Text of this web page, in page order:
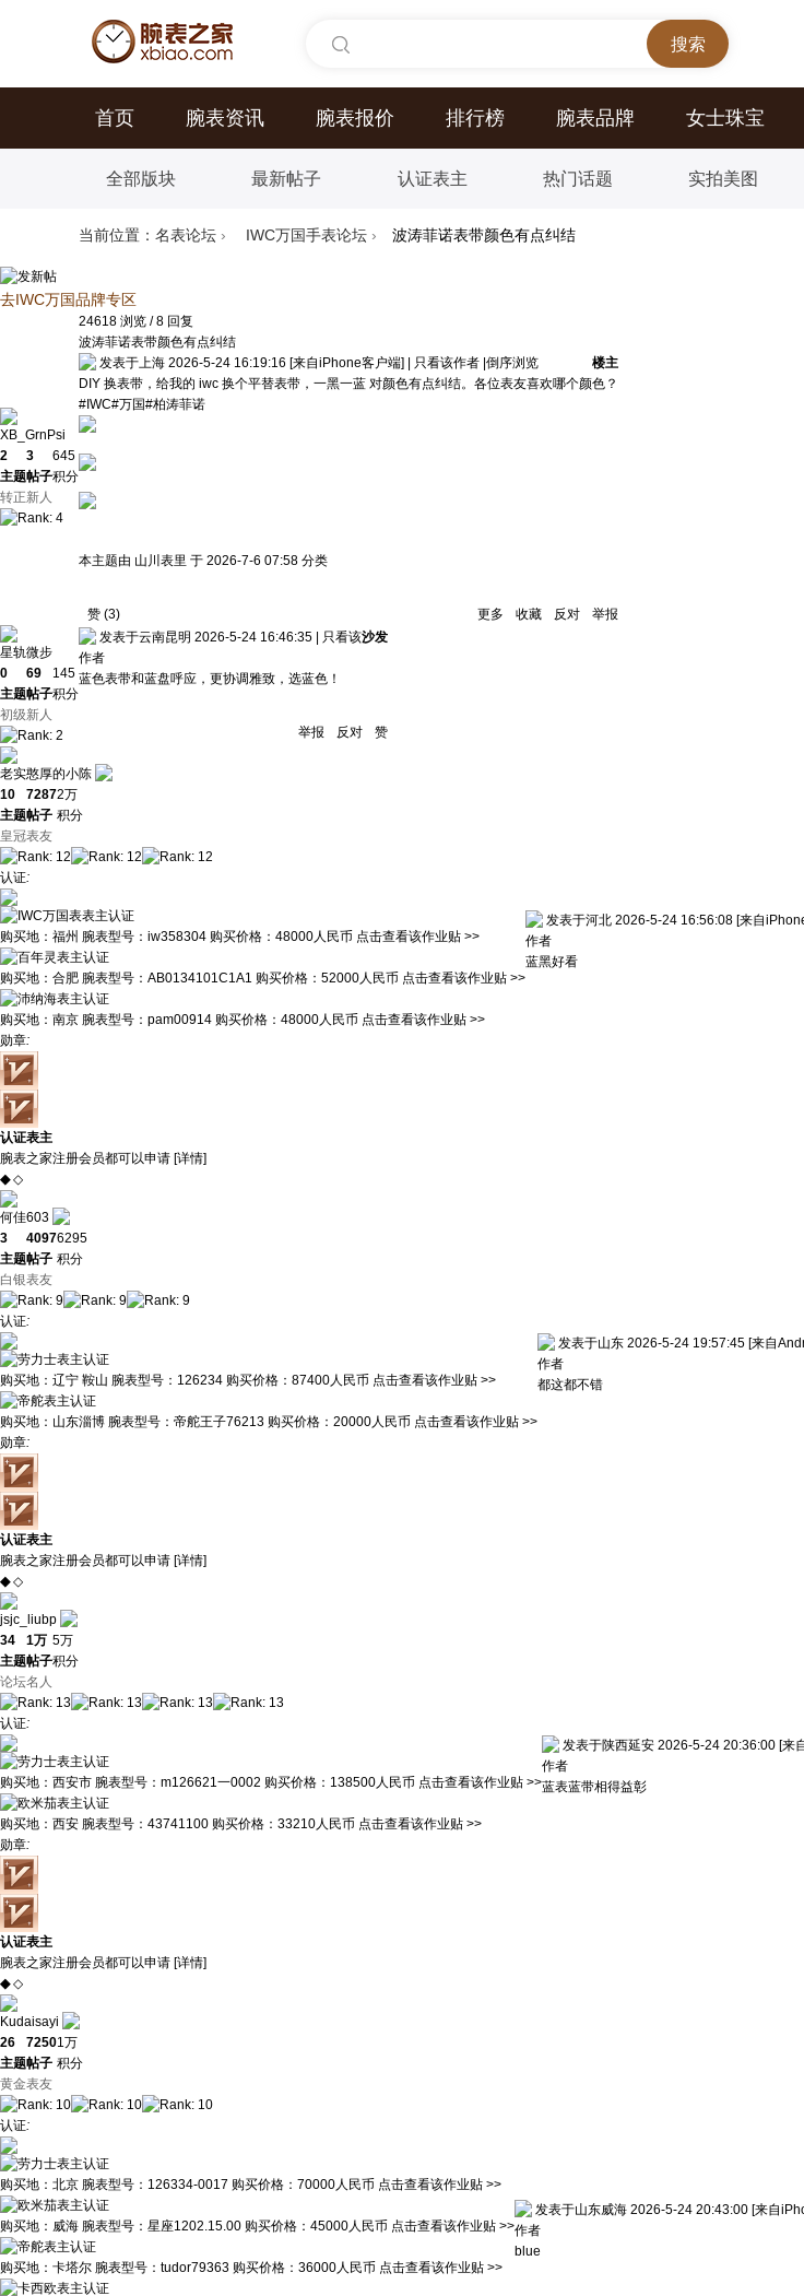
首页 腕表资讯 腕表报价 排行榜 腕表品牌 女士珠宝
全部版块 最新帖子 认证表主 热门话题 实拍美图
当前位置： 名表论坛 › IWC万国手表论坛 › 波涛菲诺表带颜色有点纠结
去IWC万国品牌专区
XB_GrnPsi
2
主题
3
帖子
645
积分
转正新人
24618 浏览 /8 回复
波涛菲诺表带颜色有点纠结
楼主
发表于上海 2026-5-24 16:19:16 [来自iPhone客户端] 只看该作者 倒序浏览
DIY 换表带，给我的 iwc 换个平替表带，一黑一蓝 对颜色有点纠结。各位表友喜欢哪个颜色？
#IWC#万国#柏涛菲诺
本主题由 山川表里 于 2026-7-6 07:58 分类
赞 (3) 更多 收藏 反对 举报
星轨微步
0
主题
69
帖子
145
积分
初级新人
沙发
发表于云南昆明 2026-5-24 16:46:35
只看该
作者
蓝色表带和蓝盘呼应，更协调雅致，选蓝色！
举报 反对 赞
老实憨厚的小陈
10
主题
7287
帖子
2万
积分
皇冠表友
认证:
购买地： 福州 腕表型号： iw358304 购买价格： 48000人民币 点击查看该作业贴 >>
购买地： 合肥 腕表型号： AB0134101C1A1 购买价格： 52000人民币 点击查看该作业贴 >>
购买地： 南京 腕表型号： pam00914 购买价格： 48000人民币 点击查看该作业贴 >>
勋章:
认证表主
腕表之家注册会员都可以申请 [详情]
◆ ◇
发表于河北 2026-5-24 16:56:08 [来自
作者
蓝黑好看
何佳603
3
主题
4097
帖子
6295
积分
白银表友
认证:
购买地： 辽宁 鞍山 腕表型号： 126234 购买价格： 87400人民币 点击查看该作业贴 >>
购买地： 山东淄博 腕表型号： 帝舵王子76213 购买价格： 20000人民币 点击查看该作业贴 >>
勋章:
认证表主
腕表之家注册会员都可以申请 [详情]
◆ ◇
发表于山东 2026-5-24 19:57:45 [来自
作者
都这都不错
jsjc_liubp
34
主题
1万
帖子
5万
积分
论坛名人
认证:
购买地： 西安市 腕表型号： m126621一0002 购买价格： 138500人民币 点击查看该作业贴 >>
购买地： 西安 腕表型号： 43741100 购买价格： 33210人民币 点击查看该作业贴 >>
勋章:
认证表主
腕表之家注册会员都可以申请 [详情]
◆ ◇
发表于陕西延安 2026-5-24 20:36:00 [来
作者
蓝表蓝带相得益彰
Kudaisayi
26
主题
7250
帖子
1万
积分
黄金表友
认证:
购买地： 北京 腕表型号： 126334-0017 购买价格： 70000人民币 点击查看该作业贴 >>
购买地： 威海 腕表型号： 星座1202.15.00 购买价格： 45000人民币 点击查看该作业贴 >>
购买地： 卡塔尔 腕表型号： tudor79363 购买价格： 36000人民币 点击查看该作业贴 >>
发表于山东威海 2026-5-24 20:43:00 [来自
作者
blue